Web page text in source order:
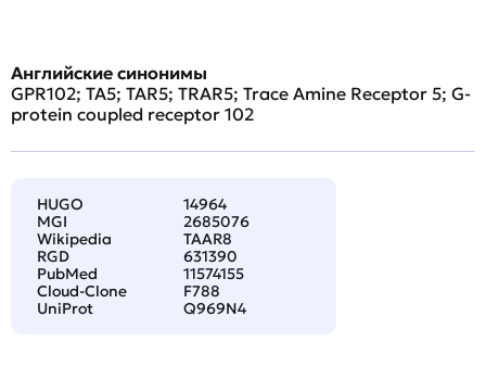
Английские синонимы
GPR102; TA5; TAR5; TRAR5; Trace Amine Receptor 5; G-
protein coupled receptor 102
HUGO
14964
MGI
2685076
Wikipedia
TAAR8
RGD
631390
PubMed
11574155
Cloud-Clone
F788
UniProt
Q969N4